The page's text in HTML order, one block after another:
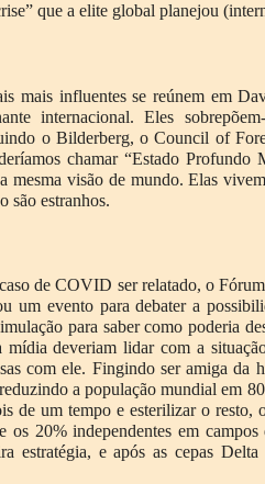
que a elite global planejou
mais influentes se reúnem em
internacional. Eles
o Bilderberg, o Council of
chamar “Estado
mesma visão de mundo. Elas
são estranhos.
de COVID ser relatado, o
um evento para debater a
para saber como poderia
mídia deveriam lidar com a
com ele. Fingindo ser amiga da
a população mundial em
de um tempo e esterilizar o
os 20% independentes em
estratégia, e após as cepas